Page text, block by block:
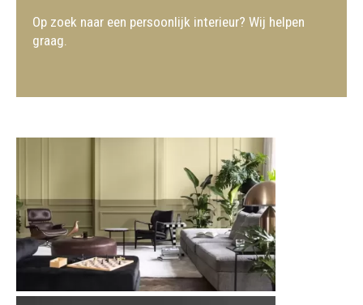
Op zoek naar een persoonlijk interieur? Wij helpen
graag.